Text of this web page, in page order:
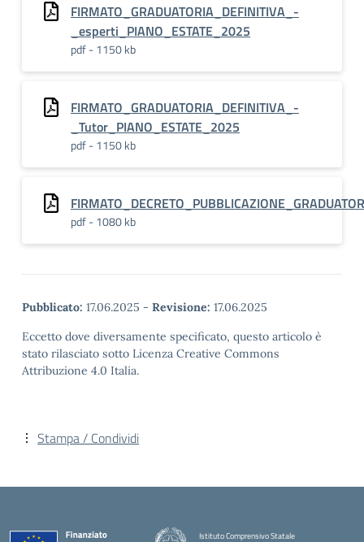
FIRMATO_GRADUATORIA_DEFINITIVA_-
_esperti_PIANO_ESTATE_2025
pdf - 1150 kb
FIRMATO_GRADUATORIA_DEFINITIVA_-
_Tutor_PIANO_ESTATE_2025
pdf - 1150 kb
pdf - 1080 kb
Pubblicato: 17.06.2025 - Revisione: 17.06.2025
Eccetto dove diversamente specificato, questo articolo è
stato rilasciato sotto Licenza Creative Commons
Attribuzione 4.0 Italia.
Stampa / Condividi
Istituto Comprensivo Statale